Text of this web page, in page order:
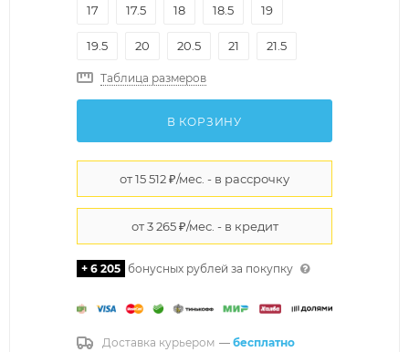
17 17.5 18 18.5 19
19.5 20 20.5 21 21.5
Таблица размеров
В КОРЗИНУ
+ 6 205 бонусных рублей за покупку
Доставка курьером — бесплатно